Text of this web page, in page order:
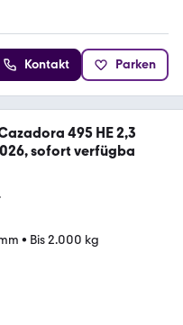
Kontakt Parken
495 HE 2,3
sofort verfügba
• Bis 2.000 kg